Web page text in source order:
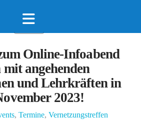
Navigation
Online-Infoabend
angehenden
und Lehrkräften in
2023!
, Termine, Vernetzungstreffen